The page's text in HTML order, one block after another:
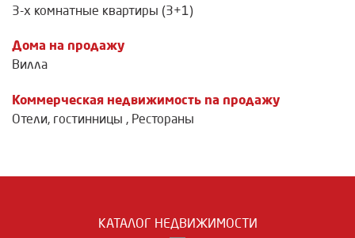
3-х комнатные квартиры (3+1)
Дома на продажу
Вилла
Коммерческая недвижимость na продажу
Отели, гостинницы , Рестораны
КАТАЛОГ НЕДВИЖИМОСТИ